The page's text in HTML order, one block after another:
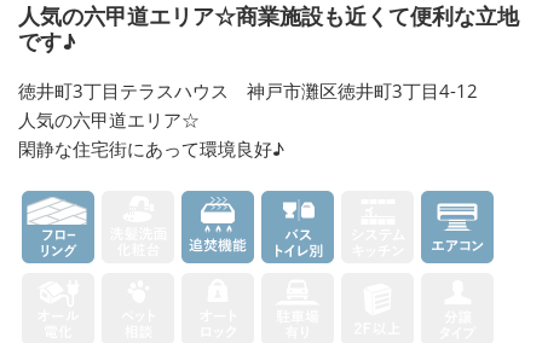
人気の六甲道エリア☆商業施設も近くて便利な立地
です♪
徳井町3丁目テラスハウス 神戸市灘区徳井町3丁目4-12
人気の六甲道エリア☆
閑静な住宅街にあって環境良好♪